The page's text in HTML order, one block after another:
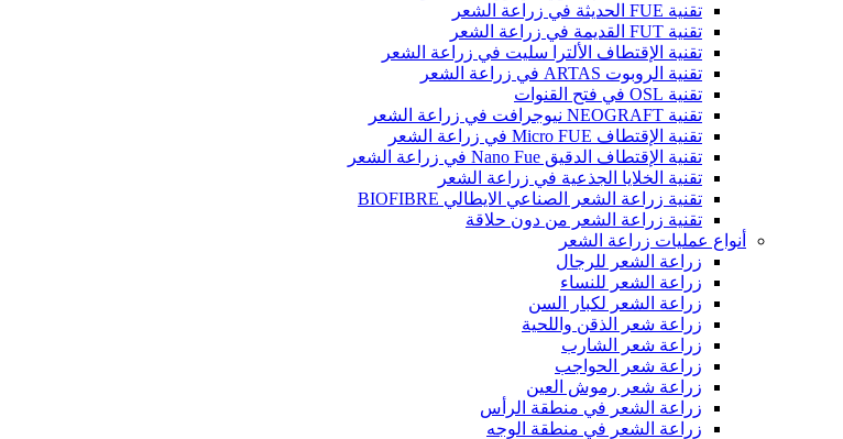
تقنية FUE الحديثة في زراعة الشعر
تقنية FUT القديمة في زراعة الشعر
تقنية الإقتطاف الألترا سليت في زراعة الشعر
تقنية الروبوت ARTAS في زراعة الشعر
تقنية OSL في فتح القنوات
تقنية NEOGRAFT نيوجرافت في زراعة الشعر
تقنية الإقتطاف Micro FUE في زراعة الشعر
تقنية الإقتطاف الدقيق Nano Fue في زراعة الشعر
تقنية الخلايا الجذعية في زراعة الشعر
تقنية زراعة الشعر الصناعي الايطالي BIOFIBRE
تقنية زراعة الشعر من دون حلاقة
أنواع عمليات زراعة الشعر
زراعة الشعر للرجال
زراعة الشعر للنساء
زراعة الشعر لكبار السن
زراعة شعر الذقن واللحية
زراعة شعر الشارب
زراعة شعر الحواجب
زراعة شعر رموش العين
زراعة الشعر في منطقة الرأس
زراعة الشعر في منطقة الوجه